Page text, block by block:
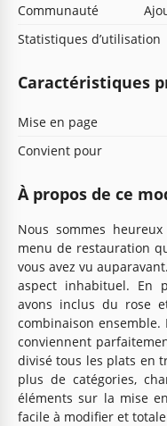
Communauté
Statistiques d’utilisation
Caractéristiques
Mise en page
Convient pour
À propos de ce
Nous sommes
menu de restauration
vous avez vu
aspect inhabituel. En
avons inclus du rose
combinaison ensemble.
conviennent
divisé tous les plats en
plus de catégories,
éléments sur la mise
facile à modifier et